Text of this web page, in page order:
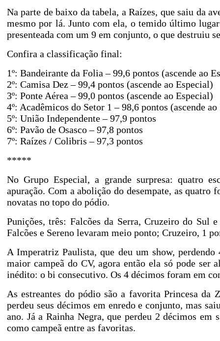
Na parte de baixo da tabela, a Raízes, que saiu da
mesmo por lá. Junto com ela, o temido último
presenteada com um 9 em conjunto, o que destruiu
Confira a classificação final:
1º: Bandeirante da Folia – 99,6 pontos (ascende ao
2º: Camisa Dez – 99,4 pontos (ascende ao Especial)
3º: Ponte Aérea – 99,0 pontos (ascende ao Especial)
4º: Acadêmicos do Setor 1 – 98,6 pontos (ascende
5º: União Independente – 97,9 pontos
6º: Pavão de Osasco – 97,8 pontos
7º: Raízes / Colibris – 97,3 pontos
*****
No Grupo Especial, a grande surpresa: quatro
apuração. Com a abolição do desempate, as quatro
novatas no topo do pódio.
Punições, três: Falcões da Serra, Cruzeiro do Sul
Falcões e Sereno levaram meio ponto; Cruzeiro, 1
A Imperatriz Paulista, que deu um show,
maior campeã do CV, agora então ela só pode ser
inédito: o bi consecutivo. Os 4 décimos foram em
As estreantes do pódio são a favorita Princesa
perdeu seus décimos em enredo e conjunto, mas
ano. Já a Rainha Negra, que perdeu 2 décimos
como campeã entre as favoritas.